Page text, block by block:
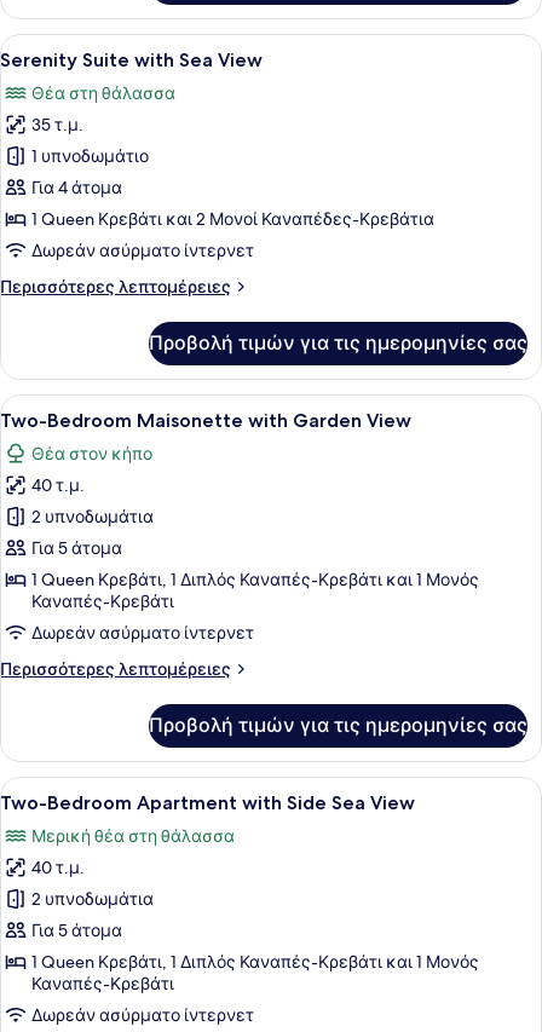
Suite
with
Garden
Προβολή
όλων
των
φωτογραφιών
για
Serenity
Suite
with
View
Ένα σαλόνι με έναν καναπέ, ένα
9
Serenity Suite with Sea View
Θέα στη θάλασσα
35 τ.μ.
1 υπνοδωμάτιο
Για 4 άτομα
1 Queen Κρεβάτι και 2 Μονοί Καναπέδες-Κρεβάτια
Δωρεάν ασύρματο ίντερνετ
Περισσότερες λεπτομέρειες
Περισσότερες
Suite
with
Sea
View
Προβολή τιμών για τις ημερομηνίες σας
Προβολή
όλων
των
φωτογραφιών
για
Two-
Bedroom
Maisonette
with
Garden
View
Ένα υπνοδωμάτιο με ένα
6
Two-Bedroom Maisonette with Garden View
Θέα στον κήπο
40 τ.μ.
2 υπνοδωμάτια
Για 5 άτομα
1 Queen Κρεβάτι, 1 Διπλός Καναπές-Κρεβάτι και 1 Μονός
Καναπές-Κρεβάτι
Δωρεάν ασύρματο ίντερνετ
Περισσότερες λεπτομέρειες
Περισσότερες
Bedroom
Maisonette
with
View
Προβολή τιμών για τις ημερομηνίες σας
Προβολή
όλων
των
φωτογραφιών
για
Two-
Bedroom
Apartment
with
Ένα υπνοδωμάτιο με μπαλκόνι,
5
Two-Bedroom Apartment with Side Sea View
Μερική θέα στη θάλασσα
40 τ.μ.
2 υπνοδωμάτια
Για 5 άτομα
1 Queen Κρεβάτι, 1 Διπλός Καναπές-Κρεβάτι και 1 Μονός
Καναπές-Κρεβάτι
Δωρεάν ασύρματο ίντερνετ